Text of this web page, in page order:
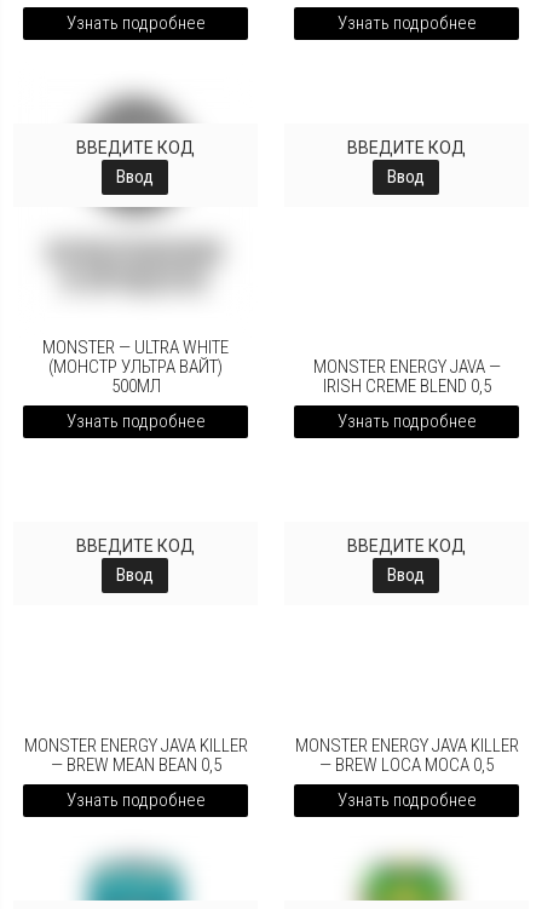
Узнать подробнее
Узнать подробнее
ВВЕДИТЕ КОД
Ввод
MONSTER — ULTRA WHITE
(МОНСТР УЛЬТРА ВАЙТ)
500МЛ
Узнать подробнее
ВВЕДИТЕ КОД
Ввод
MONSTER ENERGY JAVA —
IRISH CREME BLEND 0,5
Узнать подробнее
ВВЕДИТЕ КОД
Ввод
MONSTER ENERGY JAVA KILLER
— BREW MEAN BEAN 0,5
Узнать подробнее
ВВЕДИТЕ КОД
Ввод
MONSTER ENERGY JAVA KILLER
— BREW LOCA MOCA 0,5
Узнать подробнее